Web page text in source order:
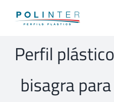
Perfil
bisagra